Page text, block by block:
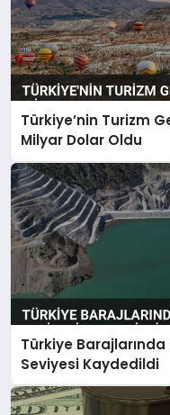
Türkiye’nin Turizm
Milyar Dolar Oldu
Türkiye Barajlarında
Seviyesi Kaydedildi